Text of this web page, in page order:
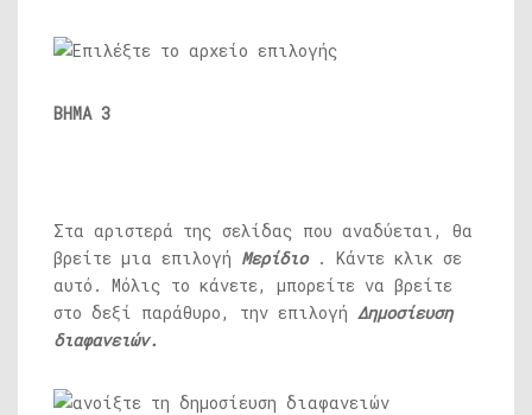
ΒΗΜΑ 3
Στα αριστερά της σελίδας που αναδύεται, θα
βρείτε μια επιλογή Μερίδιο . Κάντε κλικ σε
αυτό. Μόλις το κάνετε, μπορείτε να βρείτε
στο δεξί παράθυρο, την επιλογή Δημοσίευση
διαφανειών.